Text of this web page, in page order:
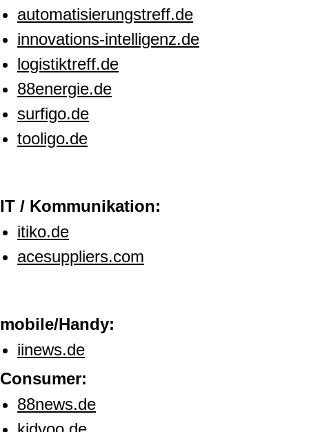
automatisierungstreff.de
innovations-intelligenz.de
logistiktreff.de
88energie.de
surfigo.de
tooligo.de
IT / Kommunikation:
itiko.de
acesuppliers.com
mobile/Handy:
iinews.de
Consumer:
88news.de